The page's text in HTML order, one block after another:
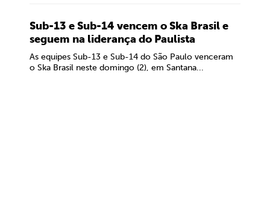
Sub-13 e Sub-14 vencem o Ska Brasil e
seguem na liderança do Paulista
As equipes Sub-13 e Sub-14 do São Paulo venceram
o Ska Brasil neste domingo (2), em Santana...